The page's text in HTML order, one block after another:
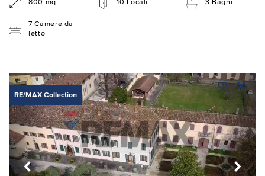
800 mq 10 Locali 3 Bagni
7 Camere da
letto
RE/MAX Collection